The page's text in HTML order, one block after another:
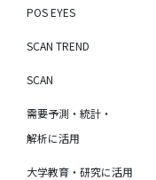
POS EYES
SCAN TREND
SCAN
需要予測・統計・
解析に活用
大学教育・研究に活用